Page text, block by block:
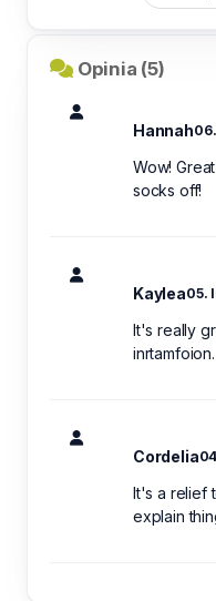
Opinia (5)
Hannah
Wow!
socks off!
Kaylea05.
It's really
inrtamfoion.
Cordelia
It's a relief
explain